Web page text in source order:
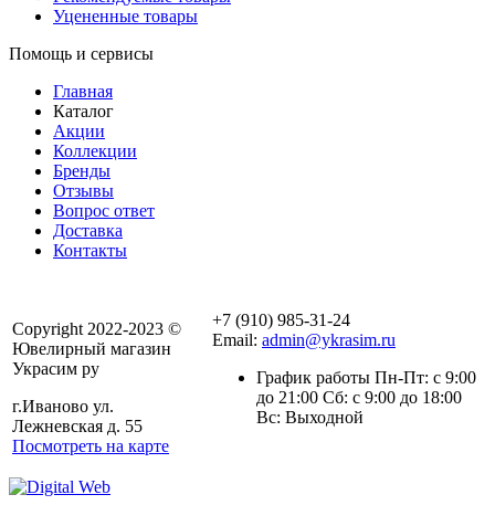
Уцененные товары
Помощь и сервисы
Главная
Каталог
Акции
Коллекции
Бренды
Отзывы
Вопрос ответ
Доставка
Контакты
Copyright 2022-2023 ©
Ювелирный магазин
Украсим ру
г.Иваново ул.
Лежневская д. 55
Посмотреть на карте
+7 (910) 985-31-24
Email: admin@ykrasim.ru
График работы Пн-Пт: с 9:00
до 21:00 Сб: с 9:00 до 18:00
Вс: Выходной